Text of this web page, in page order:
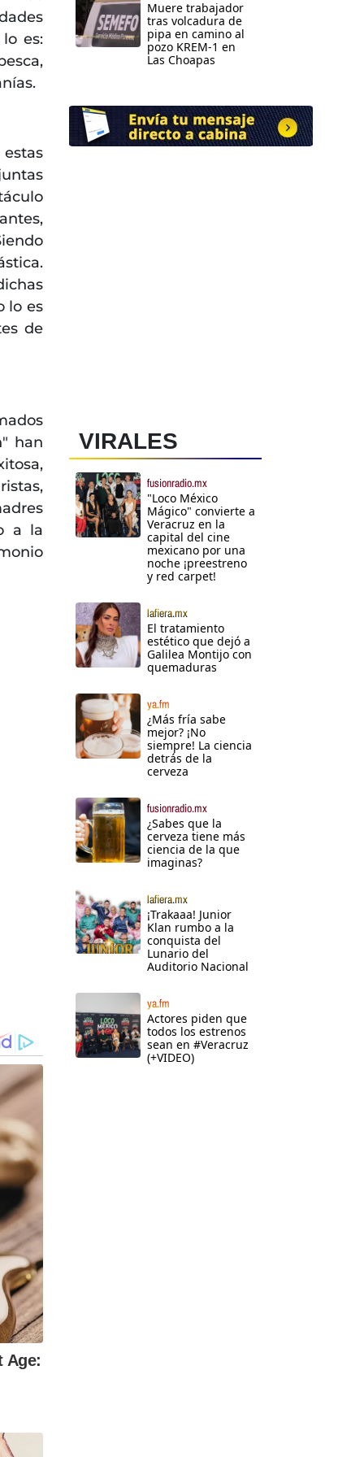
es:
lo es
de
han
a la
Muere trabajador
tras volcadura de
pipa en camino al
pozo KREM-1 en
Las Choapas
VIRALES
fusionradio.mx
"Loco México
Mágico" convierte a
Veracruz en la
capital del cine
mexicano por una
noche ¡preestreno
y red carpet!
lafiera.mx
El tratamiento
estético que dejó a
Galilea Montijo con
quemaduras
ya.fm
¿Más fría sabe
mejor? ¡No
siempre! La ciencia
detrás de la
cerveza
fusionradio.mx
¿Sabes que la
cerveza tiene más
ciencia de la que
imaginas?
lafiera.mx
¡Trakaaa! Junior
Klan rumbo a la
conquista del
Lunario del
Auditorio Nacional
ya.fm
Actores piden que
todos los estrenos
sean en #Veracruz
(+VIDEO)